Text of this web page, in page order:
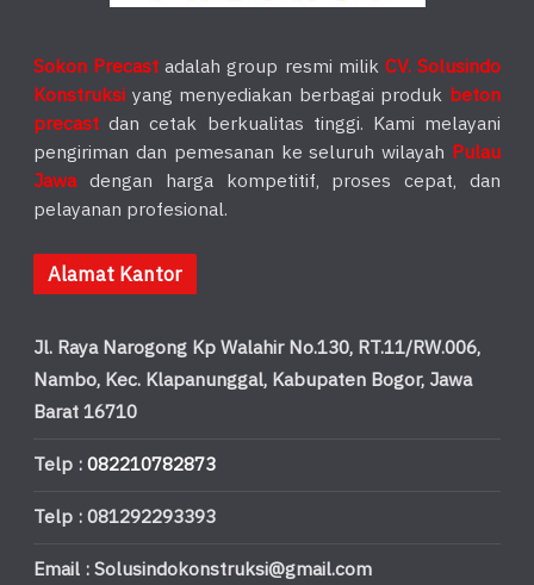
Sokon Precast adalah group resmi milik CV. Solusindo
Konstruksi yang menyediakan berbagai produk beton
precast dan cetak berkualitas tinggi. Kami melayani
pengiriman dan pemesanan ke seluruh wilayah Pulau
Jawadengan harga kompetitif, proses cepat, dan
pelayanan profesional.
Alamat Kantor
Jl. Raya Narogong Kp Walahir No.130, RT.11/RW.006,
Nambo, Kec. Klapanunggal, Kabupaten Bogor, Jawa
Barat 16710
Telp :082210782873
Telp : 081292293393
Email : Solusindokonstruksi@gmail.com